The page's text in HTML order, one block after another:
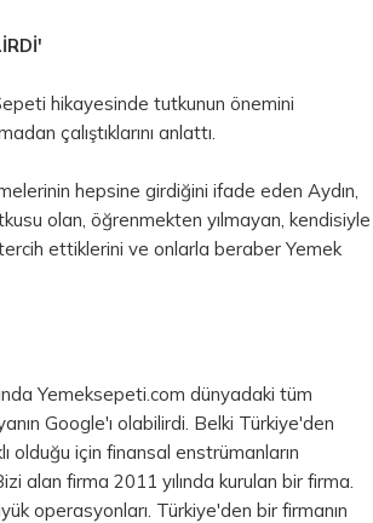
hikayesinde tutkunun önemini
çalıştıklarını anlattı.
hepsine girdiğini ifade eden Aydın,
olan, öğrenmekten yılmayan, kendisiyle
tercih ettiklerini ve onlarla beraber Yemek
Yemeksepeti.com dünyadaki tüm
Google'ı olabilirdi. Belki Türkiye'den
olduğu için finansal enstrümanların
alan firma 2011 yılında kurulan bir firma.
operasyonları. Türkiye'den bir firmanın